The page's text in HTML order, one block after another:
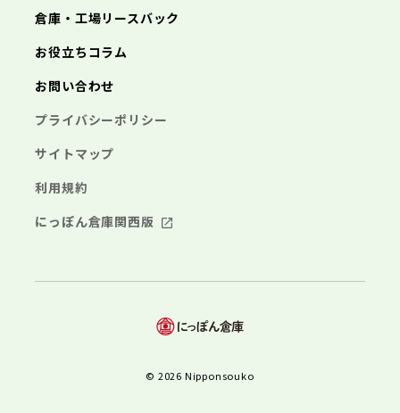
倉庫・工場リースバック
お役立ちコラム
お問い合わせ
プライバシーポリシー
サイトマップ
利用規約
にっぽん倉庫関西版
© 2026 Nipponsouko